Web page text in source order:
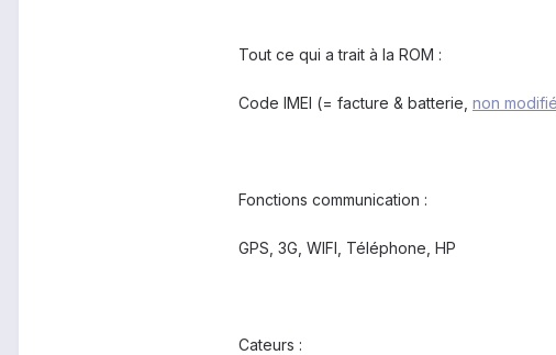
Tout ce qui a trait à la ROM :
Code IMEI (= facture & batterie, non modifié
Fonctions communication :
GPS, 3G, WIFI, Téléphone, HP
Cateurs :